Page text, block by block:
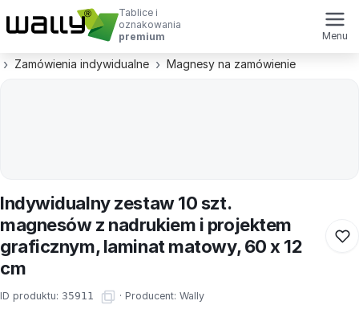
Tablice i
oznakowania
premium
Menu
Zamówienia indywidualne Magnesy na zamówienie
Indywidualny zestaw 10 szt.
magnesów z nadrukiem i projektem
graficznym, laminat matowy, 60 x 12
cm
ID produktu: 35911 · Producent: Wally